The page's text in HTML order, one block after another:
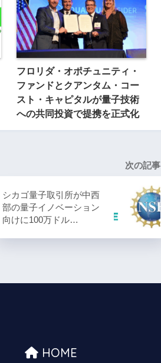
フロリダ・オポチュニティ・
ファンドとクアンタム・コー
スト・キャピタルが量子技術
への共同投資で提携を正式化
次の記事
シカゴ量子取引所が中西
部の量子イノベーション
向けに100万ドル…
HOME